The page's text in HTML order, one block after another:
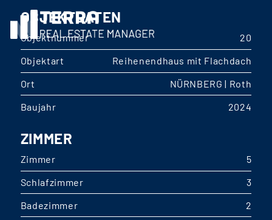
OBJEKTDATEN
Objektnummer
20
Objektart
Reihenendhaus mit Flachdach
Ort
NÜRNBERG | Roth
Baujahr
2024
ZIMMER
Zimmer
5
Schlafzimmer
3
Badezimmer
2